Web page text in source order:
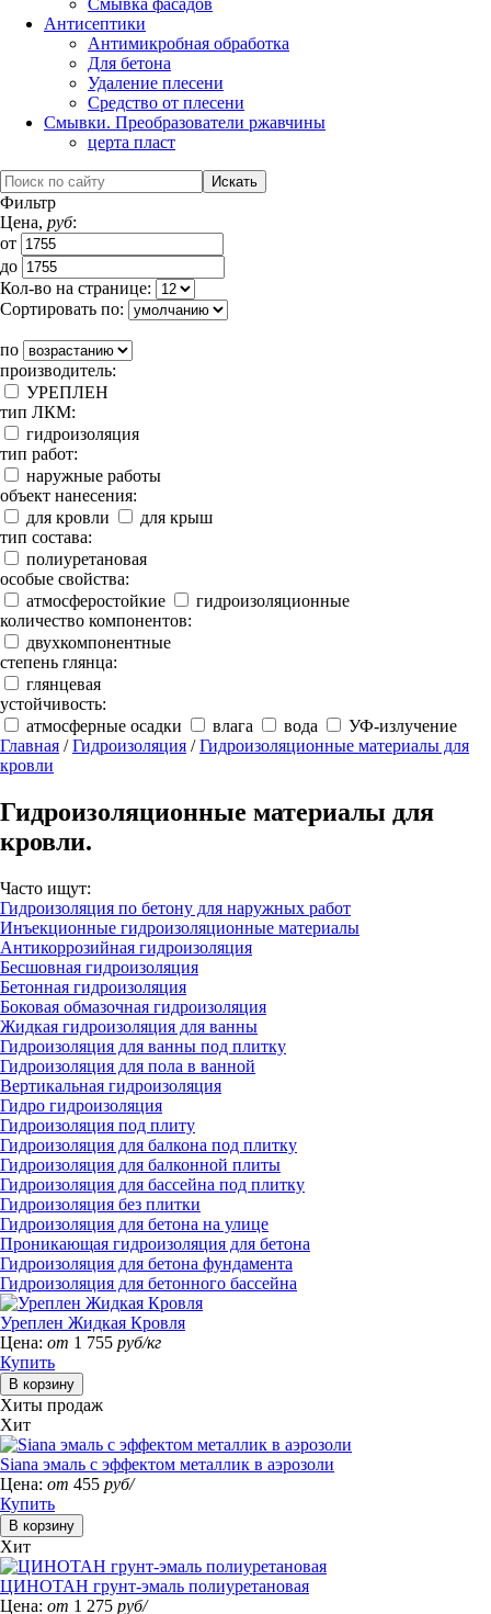
Смывка фасадов
Антисептики
Антимикробная обработка
Для бетона
Удаление плесени
Средство от плесени
Смывки. Преобразователи ржавчины
церта пласт
Фильтр
Цена, руб:
от
до
Кол-во на странице:
Сортировать по:
по
производитель:
УРЕПЛЕН
тип ЛКМ:
гидроизоляция
тип работ:
наружные работы
объект нанесения:
для кровли
для крыш
тип состава:
полиуретановая
особые свойства:
атмосферостойкие
гидроизоляционные
количество компонентов:
двухкомпонентные
степень глянца:
глянцевая
устойчивость:
атмосферные осадки
влага вода
УФ-излучение
Главная /Гидроизоляция /Гидроизоляционные материалы для
кровли
Гидроизоляционные материалы для
кровли.
Часто ищут:
Гидроизоляция по бетону для наружных работ
Инъекционные гидроизоляционные материалы
Антикоррозийная гидроизоляция
Бесшовная гидроизоляция
Бетонная гидроизоляция
Боковая обмазочная гидроизоляция
Жидкая гидроизоляция для ванны
Гидроизоляция для ванны под плитку
Гидроизоляция для пола в ванной
Вертикальная гидроизоляция
Гидро гидроизоляция
Гидроизоляция под плиту
Гидроизоляция для балкона под плитку
Гидроизоляция для балконной плиты
Гидроизоляция для бассейна под плитку
Гидроизоляция без плитки
Гидроизоляция для бетона на улице
Проникающая гидроизоляция для бетона
Гидроизоляция для бетона фундамента
Гидроизоляция для бетонного бассейна
Уреплен Жидкая Кровля
Цена: от 1 755 руб/кг
Купить
Хиты продаж
Хит
Siana эмаль с эффектом металлик в аэрозоли
Цена: от 455 руб/
Купить
Хит
ЦИНОТАН грунт-эмаль полиуретановая
Цена: от 1 275 руб/